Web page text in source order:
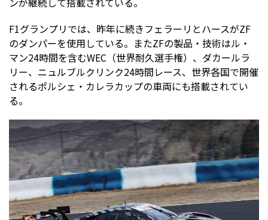
F1グランプリでは、昨年に続きフェラーリとハースがZF
のダンパーを使用している。またZFの製品・技術はル・
マン24時間を含むWEC（世界耐久選手権）、ダカールラ
リー、ニュルブルクリンク24時間レース、世界各国で開催
されるポルシェ・カレラカップの車両にも搭載されてい
る。